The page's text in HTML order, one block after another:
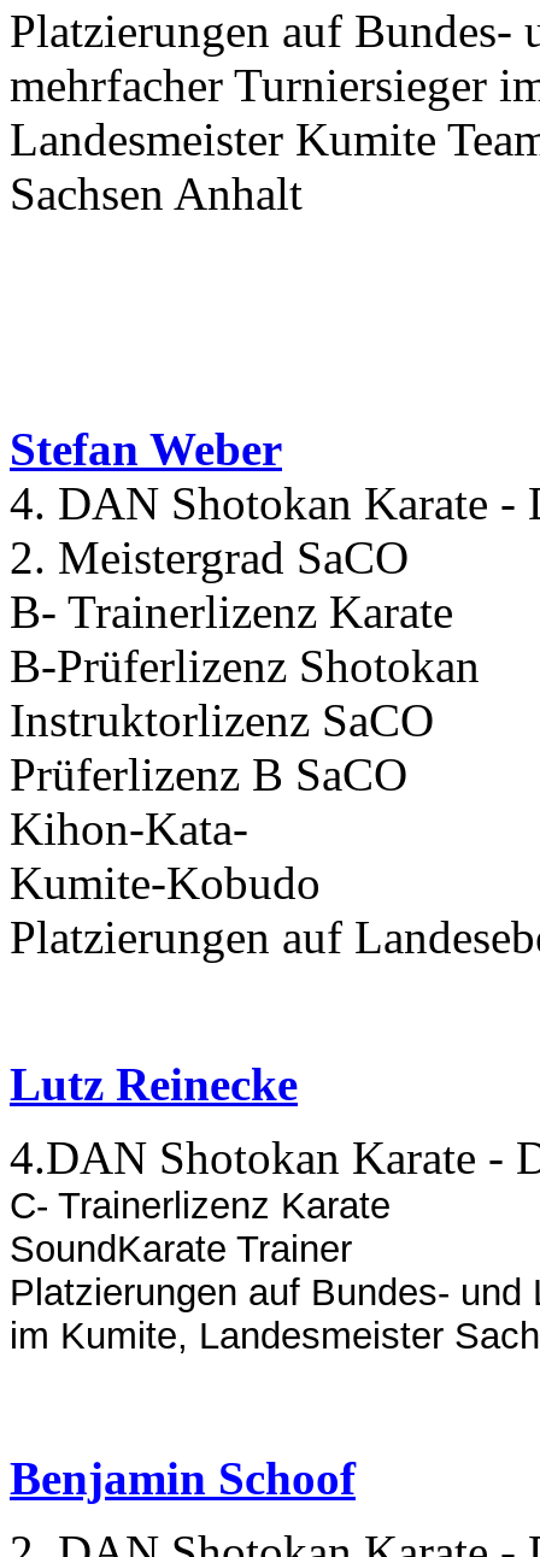
Platzierungen auf Bundes-
mehrfacher Turniersieger
Landesmeister Kumite
Sachsen Anhalt
Stefan Weber
4. DAN Shotokan Karate -
2. Meistergrad SaCO
B- Trainerlizenz Karate
B-Prüferlizenz Shotokan
Instruktorlizenz SaCO
Prüferlizenz B SaCO
Kihon-Kata-
Kumite-Kobudo
Platzierungen auf
Lutz Reinecke
4.DAN Shotokan Karate -
C- Trainerlizenz Karate
SoundKarate Trainer
Platzierungen auf Bundes- und
im Kumite, Landesmeister
Benjamin Schoof